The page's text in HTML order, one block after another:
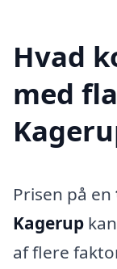
Hvad
med
Prisen på en
Kagerup
af flere